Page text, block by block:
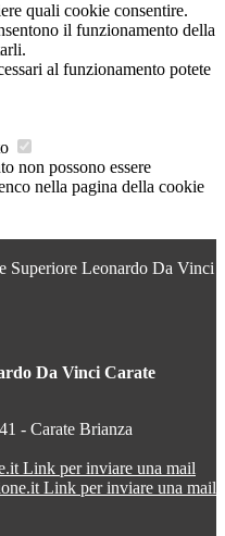
quali cookie consentire.
il funzionamento della
al funzionamento potete
non possono essere
nella pagina della cookie
Superiore Leonardo Da Vinci
Da Vinci Carate
- Carate Brianza
Link per inviare una mail
Link per inviare una mail